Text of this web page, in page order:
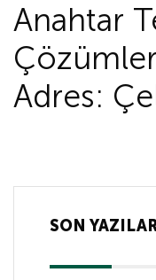
Anahtar
Adres:
SON